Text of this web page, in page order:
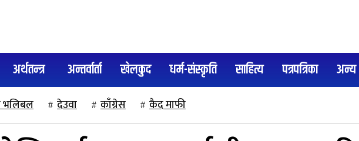
अर्थतन्त्र अन्तर्वार्ता खेलकुद धर्म-संस्कृति साहित्य पत्रपत्रिका अन्य
भलिबल देउवा काँग्रेस कैद माफी